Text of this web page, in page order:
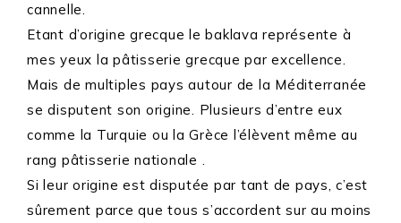
cannelle.
Etant d’origine grecque le baklava représente à
mes yeux la pâtisserie grecque par excellence.
Mais de multiples pays autour de la Méditerranée
se disputent son origine. Plusieurs d’entre eux
comme la Turquie ou la Grèce l’élèvent même au
rang pâtisserie nationale .
Si leur origine est disputée par tant de pays, c’est
sûrement parce que tous s’accordent sur au moins